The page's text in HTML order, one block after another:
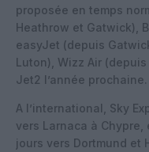
proposée en temps
Heathrow et Gatwick),
easyJet (depuis
Luton), Wizz Air
Jet2 l’année prochaine.
A l’international, Sky
vers Larnaca à Chypre,
jours vers Dortmund et